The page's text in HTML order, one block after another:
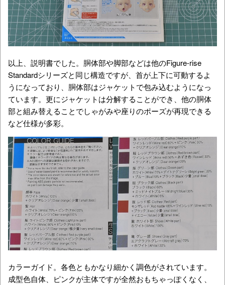
以上、説明書でした。胴体部や脚部などは他のFigure-rise
Standardシリーズと同じ構造ですが、首が上下に可動するよ
うになっており、胴体部はジャケットで包み込むようになっ
ています。更にジャケットは分解することができ、他の胴体
部と組み替えることでしゃがみや座りのポーズが再現できる
など仕様が多彩。
カラーガイド。各色ともかなり細かく調色がされています。
成型色自体、ピンクが主体ですが全然おもちゃっぽくなく、